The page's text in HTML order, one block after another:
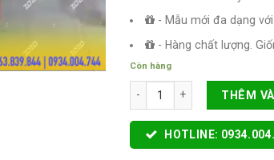
- Mẫu mới đa dạng
- Hàng chất lượng.
Còn hàng
RỐI HƠI TIẾNG ANH TÂM
THÊM
HOTLINE: